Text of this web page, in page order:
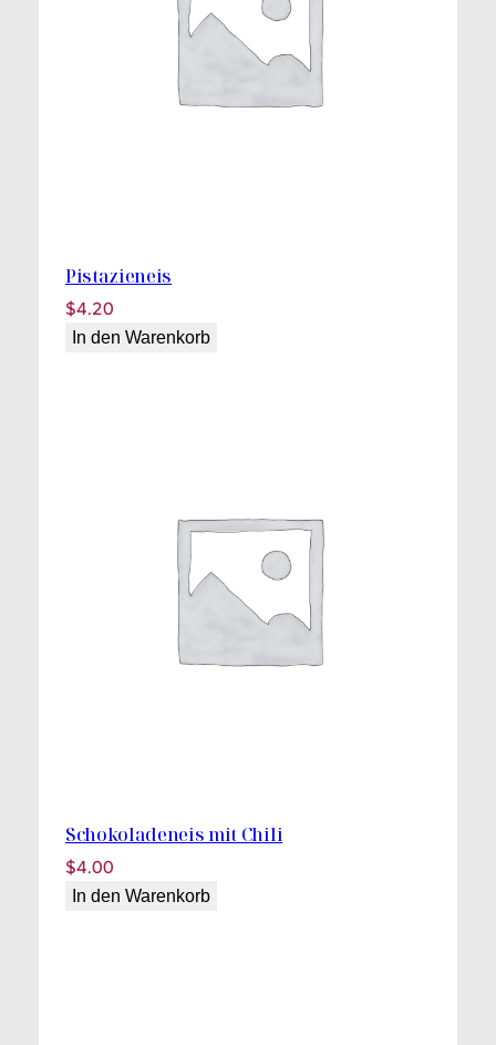
Pistazieneis
$4.20
In den Warenkorb
Schokoladeneis mit Chili
$4.00
In den Warenkorb